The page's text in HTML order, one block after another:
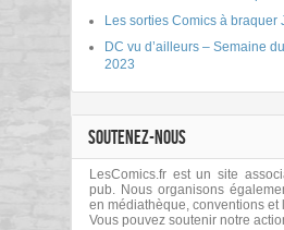
Les sorties Comics à braquer
DC vu d’ailleurs – Semaine
2023
SOUTENEZ-NOUS
LesComics.fr est un site
pub. Nous organisons
en médiathèque, conventions et
Vous pouvez soutenir notre